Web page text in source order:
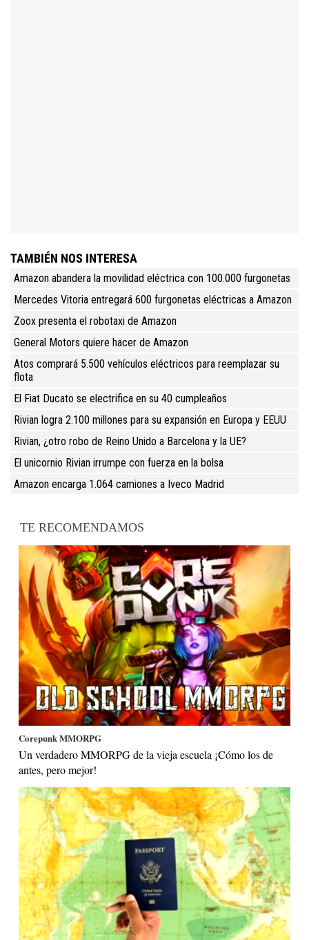
TAMBIÉN NOS INTERESA
Amazon abandera la movilidad eléctrica con 100.000 furgonetas
Mercedes Vitoria entregará 600 furgonetas eléctricas a Amazon
Zoox presenta el robotaxi de Amazon
General Motors quiere hacer de Amazon
Atos comprará 5.500 vehículos eléctricos para reemplazar su
flota
El Fiat Ducato se electrifica en su 40 cumpleaños
Rivian logra 2.100 millones para su expansión en Europa y EEUU
Rivian, ¿otro robo de Reino Unido a Barcelona y la UE?
El unicornio Rivian irrumpe con fuerza en la bolsa
Amazon encarga 1.064 camiones a Iveco Madrid
TE RECOMENDAMOS
Corepunk MMORPG
Un verdadero MMORPG de la vieja escuela ¡Cómo los de
antes, pero mejor!